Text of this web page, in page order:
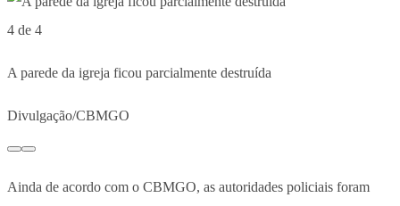
4 de 4
A parede da igreja ficou parcialmente destruída
Divulgação/CBMGO
Ainda de acordo com o CBMGO, as autoridades policiais foram